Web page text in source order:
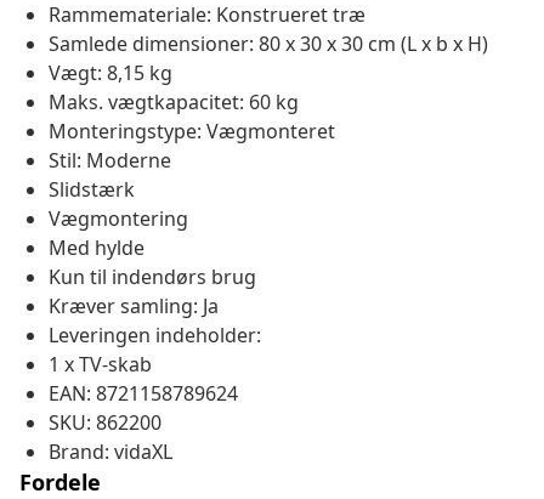
Rammemateriale: Konstrueret træ
Samlede dimensioner: 80 x 30 x 30 cm (L x b x H)
Vægt: 8,15 kg
Maks. vægtkapacitet: 60 kg
Monteringstype: Vægmonteret
Stil: Moderne
Slidstærk
Vægmontering
Med hylde
Kun til indendørs brug
Kræver samling: Ja
Leveringen indeholder:
1 x TV-skab
EAN: 8721158789624
SKU: 862200
Brand: vidaXL
Fordele